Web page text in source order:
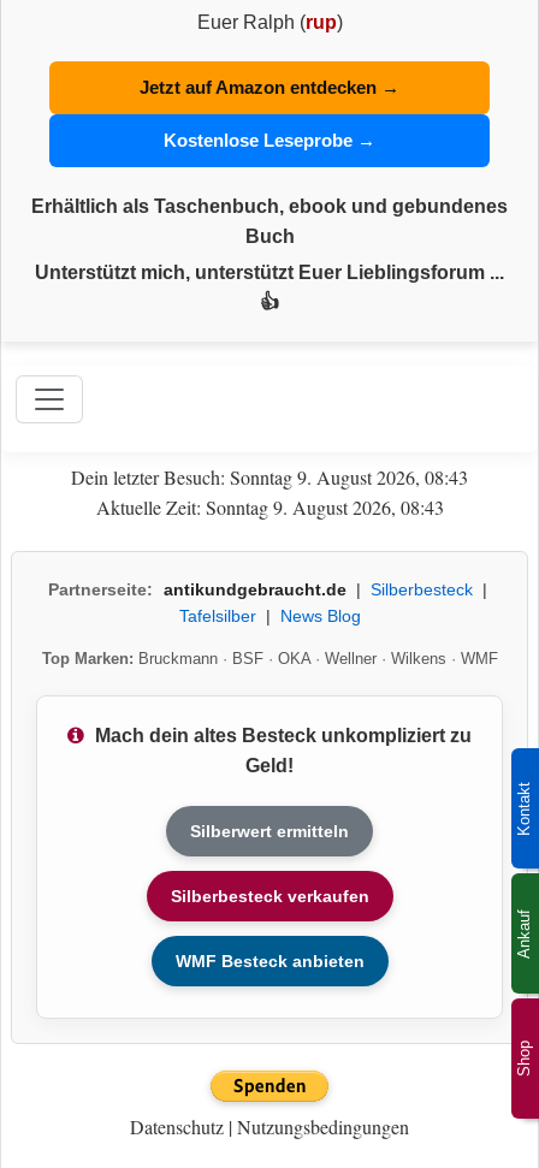
Shop
Kontakt
Ankauf
Euer Ralph (rup)
Jetzt auf Amazon entdecken →
Kostenlose Leseprobe →
Erhältlich als Taschenbuch, ebook und gebundenes
Buch
Unterstützt mich, unterstützt Euer Lieblingsforum ...
👍
Dein letzter Besuch: Sonntag 9. August 2026, 08:43
Aktuelle Zeit: Sonntag 9. August 2026, 08:43
Partnerseite: antikundgebraucht.de| Silberbesteck|
Tafelsilber| News Blog
Top Marken: Bruckmann· BSF· OKA· Wellner· Wilkens · WMF
Mach dein altes Besteck unkompliziert zu
Geld!
Silberwert ermitteln
Silberbesteck verkaufen
WMF Besteck anbieten
Datenschutz |Nutzungsbedingungen